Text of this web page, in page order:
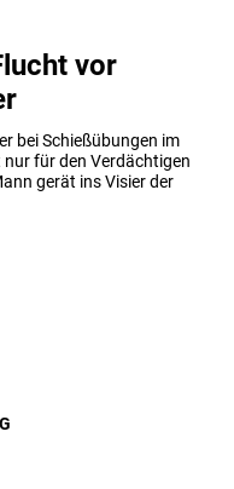
vor
bei Schießübungen im
für den Verdächtigen
gerät ins Visier der